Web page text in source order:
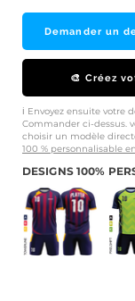
Demander un
🎨 Créez
ℹ️ Envoyez ensuite votre
Commander ci-dessus.
choisir un modèle
100 % personnalisable
DESIGNS 100%